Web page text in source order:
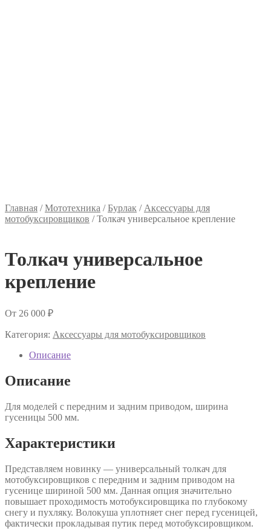
Главная /Мототехника /Бурлак / Аксессуары для
мотобуксировщиков /Толкач универсальное крепление
Толкач универсальное
крепление
От 26 000 ₽
Категория: Аксессуары для мотобуксировщиков
Описание
Описание
Для моделей с передним и задним приводом, ширина
гусеницы 500 мм.
Характеристики
Представляем новинку — универсальный толкач для
мотобуксировщиков с передним и задним приводом на
гусенице шириной 500 мм. Данная опция значительно
повышает проходимость мотобуксировщика по глубокому
снегу и пухляку. Волокуша уплотняет снег перед гусеницей,
фактически прокладывая путик перед мотобуксировщиком.